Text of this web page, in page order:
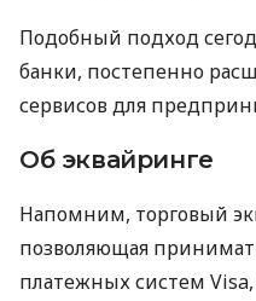
Подобный подход
банки, постепенно
сервисов для
Об эквайринге
Напомним, торговый
позволяющая
платежных систем Visa,